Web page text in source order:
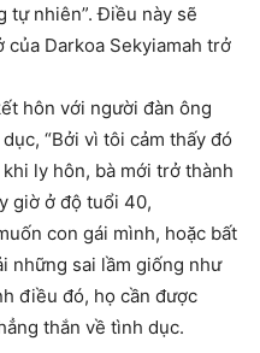
tự nhiên”. Điều này sẽ
Darkoa Sekyiamah trở
hôn với người đàn ông
“Bởi vì tôi cảm thấy đó
ly hôn, bà mới trở thành
giờ ở độ tuổi 40,
con gái mình, hoặc bất
những sai lầm giống như
điều đó, họ cần được
thắn về tình dục.